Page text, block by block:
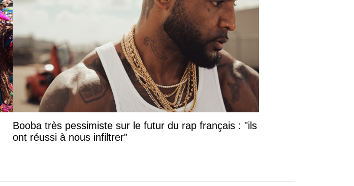
Booba très pessimiste sur le futur du rap français : "ils
ont réussi à nous infiltrer"